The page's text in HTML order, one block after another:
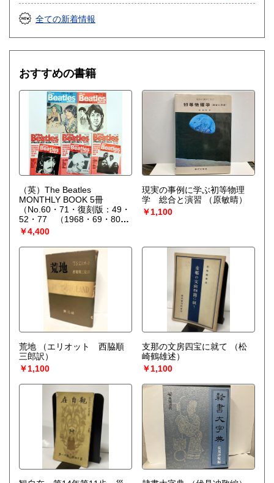
全ての新着情報
おすすめの書籍
（英）The Beatles
MONTHLY BOOK 5冊
（No.60・71・復刻版：49・
52・77 （1968・69・80・
82年））
￥4,400
現実の事例に学ぶ初等物理
学 総合と演習
（原敏晴）
￥1,100
荒地
（エリオット 西脇順
三郎訳）
￥1,100
支那の文房四宝に就て
（松
崎鶴雄述）
￥1,100